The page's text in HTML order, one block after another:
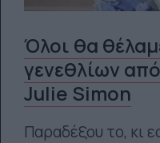
Όλοι θα
γενεθλίων
Julie Simon
Παραδέξου το, κι